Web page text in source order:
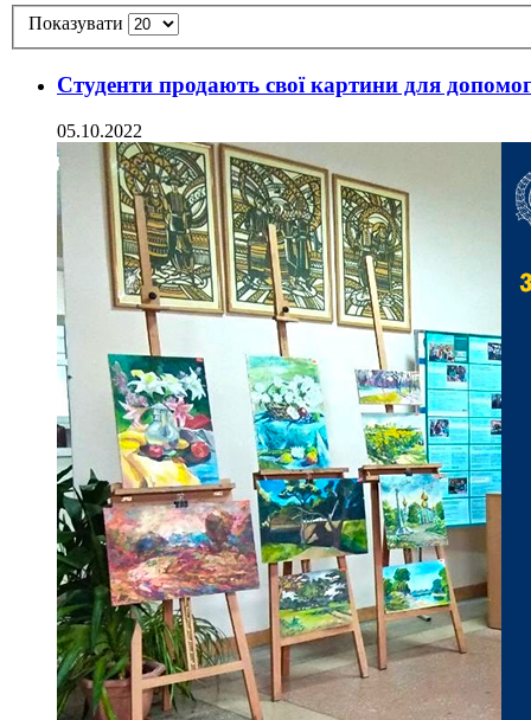
Показувати
Студенти продають свої картини для
05.10.2022